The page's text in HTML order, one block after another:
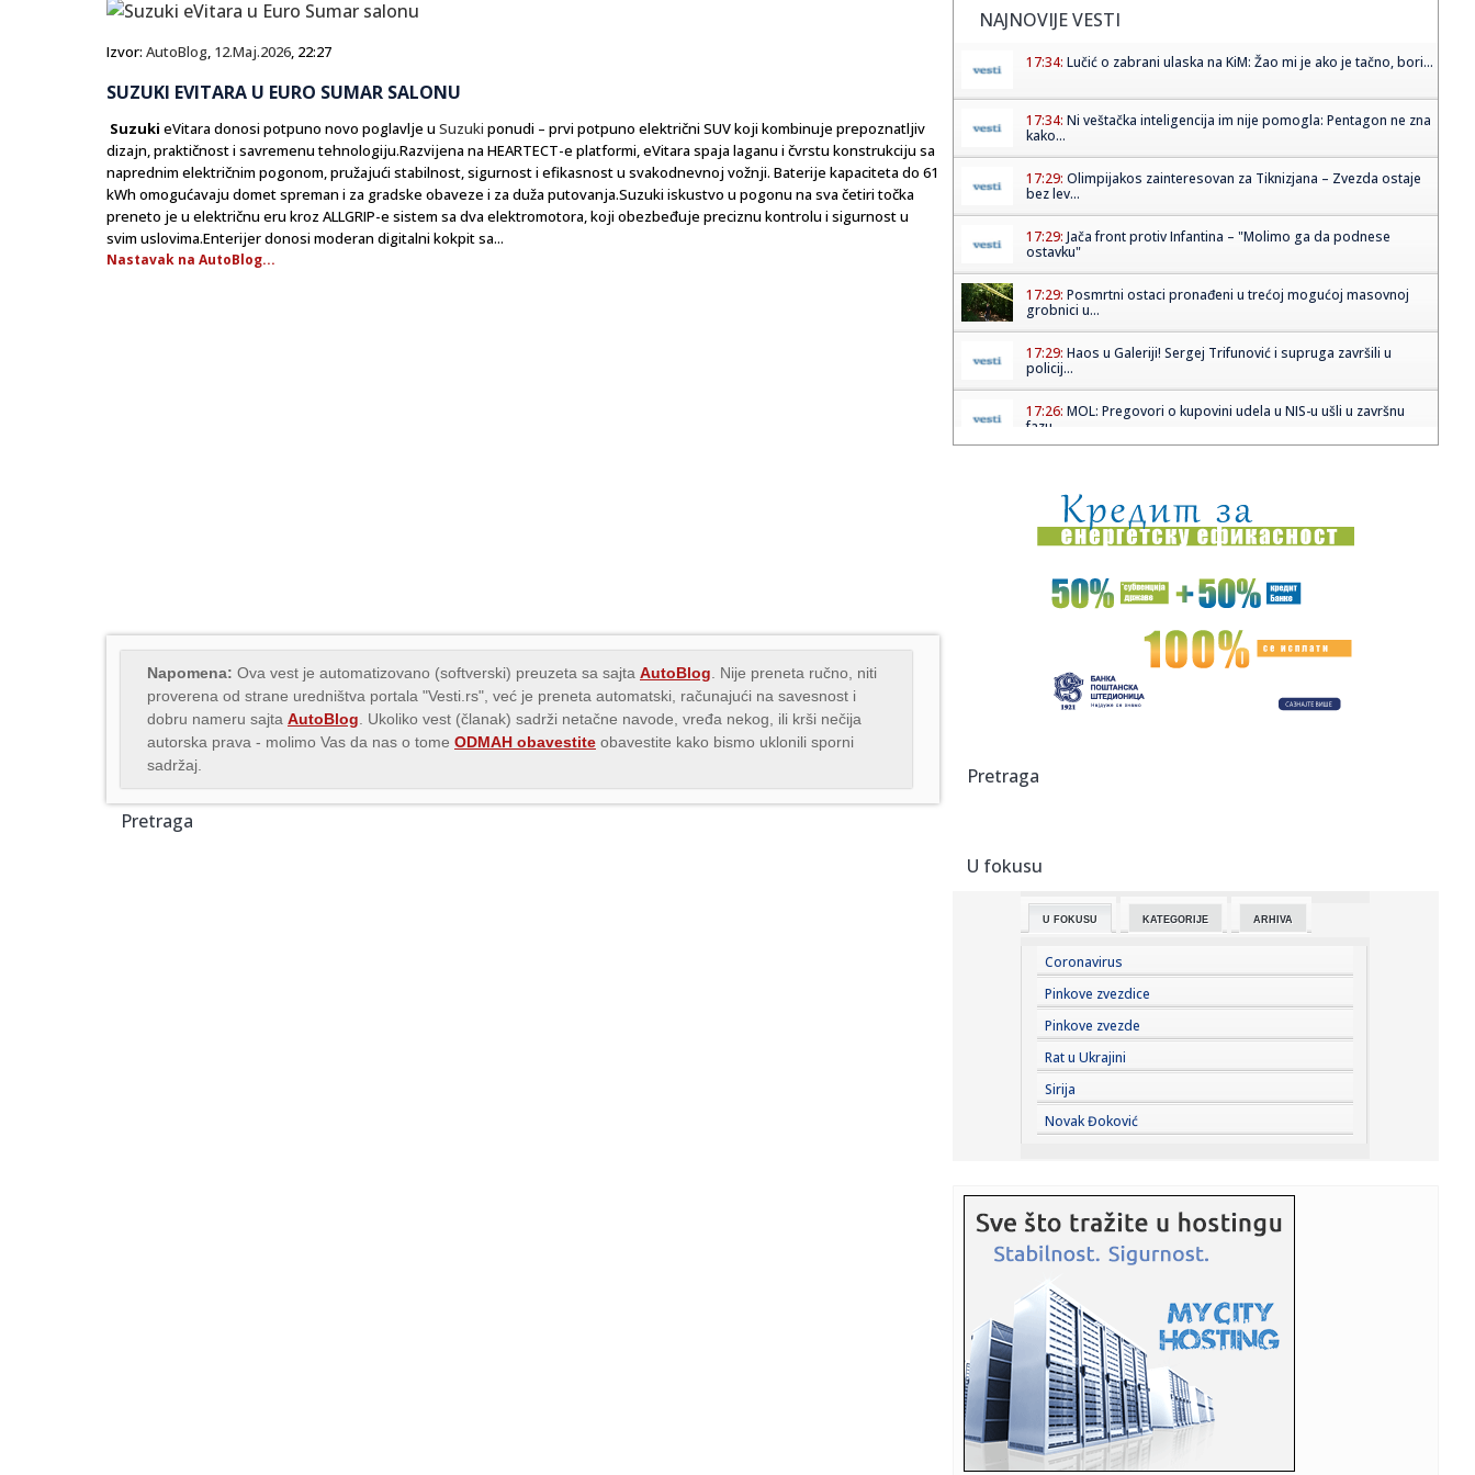
Izvor: AutoBlog, 12.Maj.2026, 22:27
SUZUKI EVITARA U EURO SUMAR SALONU
Suzuki eVitara donosi potpuno novo poglavlje u Suzuki ponudi – prvi potpuno električni SUV koji kombinuje prepoznatljiv
dizajn, praktičnost i savremenu tehnologiju.Razvijena na HEARTECT-e platformi, eVitara spaja laganu i čvrstu konstrukciju sa
naprednim električnim pogonom, pružajući stabilnost, sigurnost i efikasnost u svakodnevnoj vožnji. Baterije kapaciteta do 61
kWh omogućavaju domet spreman i za gradske obaveze i za duža putovanja.Suzuki iskustvo u pogonu na sva četiri točka
preneto je u električnu eru kroz ALLGRIP-e sistem sa dva elektromotora, koji obezbeđuje preciznu kontrolu i sigurnost u
svim uslovima.Enterijer donosi moderan digitalni kokpit sa...
Nastavak na AutoBlog...
Napomena: Ova vest je automatizovano (softverski) preuzeta sa sajta AutoBlog . Nije preneta ručno, niti
proverena od strane uredništva portala "Vesti.rs", već je preneta automatski, računajući na savesnost i
dobru nameru sajta AutoBlog . Ukoliko vest (članak) sadrži netačne navode, vređa nekog, ili krši nečija
autorska prava - molimo Vas da nas o tome ODMAH obavestite obavestite kako bismo uklonili sporni
sadržaj.
Pretraga
NAJNOVIJE VESTI
17:34: Lučić o zabrani ulaska na KiM: Žao mi je ako je tačno, bori...
17:34: Ni veštačka inteligencija im nije pomogla: Pentagon ne zna
kako...
17:29: Olimpijakos zainteresovan za Tiknizjana – Zvezda ostaje
bez lev...
17:29: Jača front protiv Infantina – "Molimo ga da podnese
ostavku"
17:29: Posmrtni ostaci pronađeni u trećoj mogućoj masovnoj
grobnici u...
17:29: Haos u Galeriji! Sergej Trifunović i supruga završili u
policij...
17:26: MOL: Pregovori o kupovini udela u NIS-u ušli u završnu
fazu
17:19:Lažomer: "Apsurdna diktatura blokadera; Apsolutna
poslušnost" V...
17:19:Nova eskalacija u Ormuskom moreuzu: Napadnuta tri
naftna broda
Još sedam obolelih u Severnoj Makedoniji od groznice
17:16:Od 'strašno je' do 'političke igre': Očekivanja od posete
dro...
17:11:
17:10:
Rajaković o svom odlasku iz Zvezde: "Nisu mi isplatili
17:09:Kopaonik dobija nove ski-staze: U posao vredan više od
pola mili...
17:07:Vikend bez vode na dve lokacije u Nišu: Ekipe JKP Naisus
izlaz...
17:04:Landrovers Panterra je električni Land Rover Defender
17:03: Novi skandal Kurtijeve vlasti: Priština zabranila direktoru
Tele...
17:03:
17:01:Dramatičan snimak: Lekari svojim telima štitili pacijenta
usred...
17:00:Samo 99 primeraka i čak 1.015 KS: Novi Lamborghini je
omaž slav...
17:00:Mađar: Vodostaj Dunava kod nuklearke Pakš od nedelje
Pretraga
U fokusu
U FOKUSU KATEGORIJE ARHIVA
Coronavirus
Pinkove zvezdice
Pinkove zvezde
Rat u Ukrajini
Sirija
Novak Đoković